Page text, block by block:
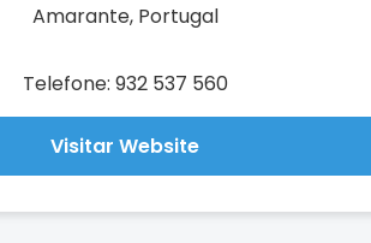
Amarante, Portugal
Telefone: 932 537 560
Visitar Website